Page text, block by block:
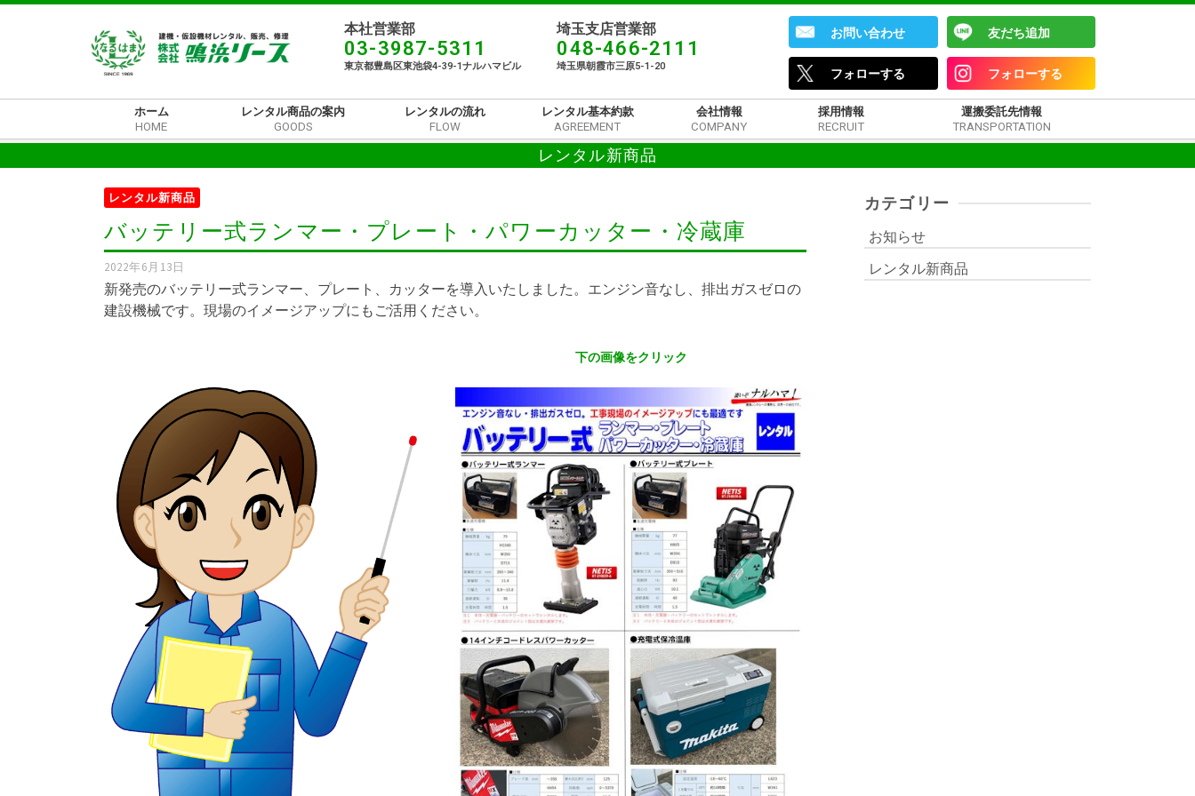
本社営業部​
03-3987-5311
東京都豊島区東池袋4-39-1ナルハマビル​
埼玉支店営業部
048-466-2111
埼玉県朝霞市三原5-1-20
お問い合わせ 友だち追加
フォローする フォローする
ホーム
HOME
レンタル商品の案内
GOODS
レンタルの流れ
FLOW
レンタル基本約款
AGREEMENT
会社情報
COMPANY
採用情報
RECRUIT
運搬委託先情報
TRANSPORTATION
レンタル新商品
レンタル新商品
バッテリー式ランマー・プレート・パワーカッター・冷蔵庫
2022年6月13日
新発売のバッテリー式ランマー、プレート、カッターを導入いたしました。エンジン音なし、排出ガスゼロの
建設機械です。現場のイメージアップにもご活用ください。
下の画像をクリック
カテゴリー
お知らせ
レンタル新商品